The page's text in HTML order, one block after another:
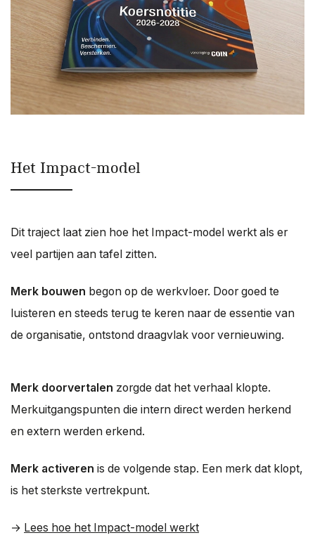
Het Impact-model
Dit traject laat zien hoe het Impact-model werkt als er
veel partijen aan tafel zitten.
Merk bouwen begon op de werkvloer. Door goed te
luisteren en steeds terug te keren naar de essentie van
de organisatie, ontstond draagvlak voor vernieuwing.
Merk doorvertalen zorgde dat het verhaal klopte.
Merkuitgangspunten die intern direct werden herkend
en extern werden erkend.
Merk activeren is de volgende stap. Een merk dat klopt,
is het sterkste vertrekpunt.
→ Lees hoe het Impact-model werkt